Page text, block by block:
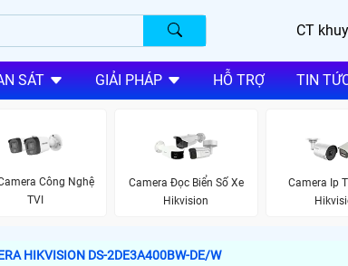
CT
SÁT GIẢI PHÁP HỖ TRỢ TIN
Công Nghệ
TVI
Camera Đọc Biển Số Xe
Hikvision
Camera Ip
HIKVISION DS-2DE3A400BW-DE/W